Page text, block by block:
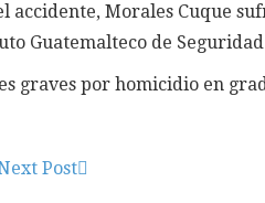
accidente, Morales Cuque
Guatemalteco de Seguridad
graves por homicidio en
Post